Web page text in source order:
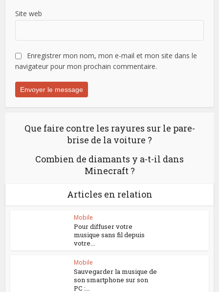
Site web
Enregistrer mon nom, mon e-mail et mon site dans le
navigateur pour mon prochain commentaire.
Que faire contre les rayures sur le pare-
brise de la voiture ?
Combien de diamants y a-t-il dans
Minecraft ?
Articles en relation
Mobile
Pour diffuser votre
musique sans fil depuis
votre...
Mobile
Sauvegarder la musique de
son smartphone sur son
PC :...